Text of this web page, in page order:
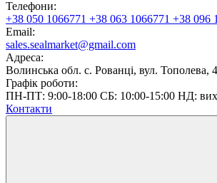
Телефони:
+38 050 1066771 +38 063 1066771 +38 096
Email:
sales.sealmarket@gmail.com
Адреса:
Волинська обл. с. Рованці, вул. Тополева,
Графік роботи:
ПН-ПТ: 9:00-18:00 СБ: 10:00-15:00 НД:
Контакти